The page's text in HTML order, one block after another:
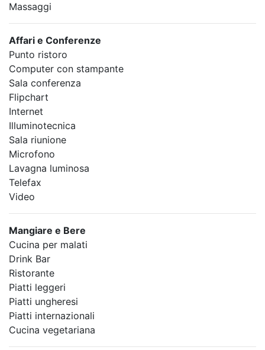
Massaggi
Affari e Conferenze
Punto ristoro
Computer con stampante
Sala conferenza
Flipchart
Internet
Illuminotecnica
Sala riunione
Microfono
Lavagna luminosa
Telefax
Video
Mangiare e Bere
Cucina per malati
Drink Bar
Ristorante
Piatti leggeri
Piatti ungheresi
Piatti internazionali
Cucina vegetariana